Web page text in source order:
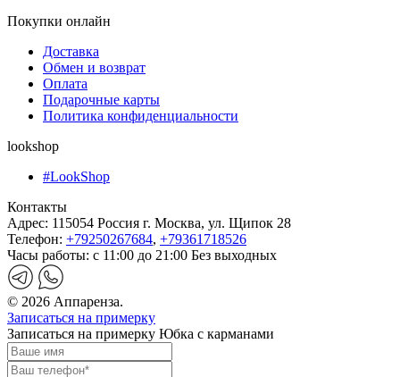
Покупки онлайн
Доставка
Обмен и возврат
Оплата
Подарочные карты
Политика конфиденциальности
lookshop
#LookShop
Контакты
Адрес: 115054 Россия г. Москва, ул. Щипок 28
Телефон: +79250267684, +79361718526
Часы работы: с 11:00 до 21:00 Без выходных
© 2026 Аппаренза.
Записаться на примерку
Записаться на примерку Юбка с карманами